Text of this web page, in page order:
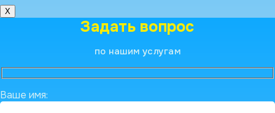
X
Задать вопрос
по нашим услугам
Ваше имя: